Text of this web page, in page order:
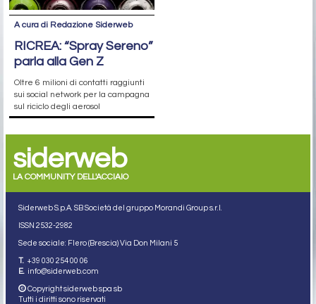
A cura di Redazione Siderweb
RICREA: “Spray Sereno”
parla alla Gen Z
Oltre 6 milioni di contatti raggiunti
sui social network per la campagna
sul riciclo degli aerosol
siderweb
LA COMMUNITY DELL'ACCIAIO
Siderweb S.p.A. SB Società del gruppo Morandi Group s.r.l.
ISSN 2532-2982
Sede sociale: Flero (Brescia) Via Don Milani 5
T. +39 030 254 00 06
E. info@siderweb.com
Copyright siderweb spa sb
Tutti i diritti sono riservati